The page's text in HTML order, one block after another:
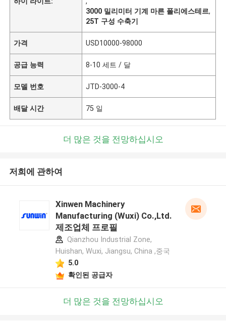
3000 밀리미터 기계 마른 폴리에스테르,
25T 구성 수축기
가격 USD10000-98000
공급 능력 8-10 세트 / 달
모델 번호 JTD-3000-4
배달 시간 75 일
더 많은 것을 전망하십시오
저희에 관하여
Xinwen Machinery
Manufacturing (Wuxi) Co.,Ltd.
제조업체 프로필
Qianzhou Industrial Zone,
Huishan, Wuxi, Jiangsu, China ,중국
5.0
확인된 공급자
더 많은 것을 전망하십시오